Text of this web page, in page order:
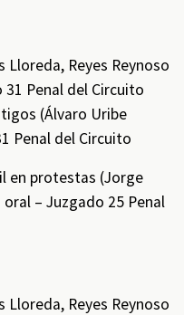
Lloreda, Reyes Reynoso
Penal del Circuito
(Álvaro Uribe
Penal del Circuito
en protestas (Jorge
– Juzgado 25 Penal
Lloreda, Reyes Reynoso